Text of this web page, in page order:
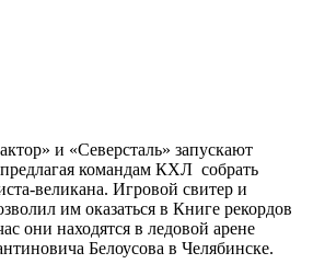
и «Северсталь» запускают
командам КХЛ собрать
великана. Игровой свитер и
им оказаться в Книге рекордов
они находятся в ледовой арене
Белоусова в Челябинске.